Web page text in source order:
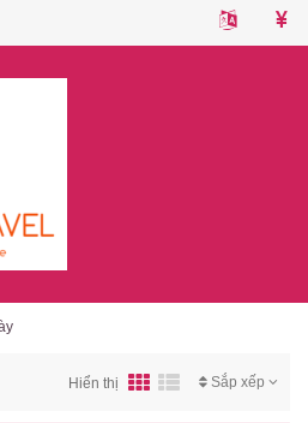
Sắp xếp
Hiển thị